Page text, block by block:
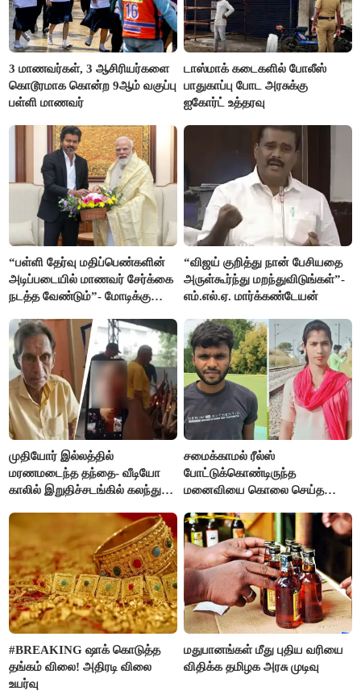
3 மாணவர்கள், 3 ஆசிரியர்களை
கொடூரமாக கொன்ற 9ஆம் வகுப்பு
பள்ளி மாணவர்
டாஸ்மாக் கடைகளில் போலீஸ்
பாதுகாப்பு போட அரசுக்கு
ஐகோர்ட் உத்தரவு
“பள்ளி தேர்வு மதிப்பெண்களின்
அடிப்படையில் மாணவர் சேர்க்கை
நடத்த வேண்டும்”- மோடிக்கு
“விஜய் குறித்து நான் பேசியதை
அருள்கூர்ந்து மறந்துவிடுங்கள்”-
எம்.எல்.ஏ. மார்க்கண்டேயன்
முதியோர் இல்லத்தில்
மரணமடைந்த தந்தை- வீடியோ
காலில் இறுதிச்சடங்கில் கலந்து
சமைக்காமல் ரீல்ஸ்
போட்டுக்கொண்டிருந்த
மனைவியை கொலை செய்த
#BREAKING ஷாக் கொடுத்த
தங்கம் விலை! அதிரடி விலை
உயர்வு
மதுபானங்கள் மீது புதிய வரியை
விதிக்க தமிழக அரசு முடிவு